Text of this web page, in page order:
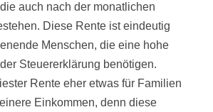
auch nach der monatlichen
Diese Rente ist eindeutig
Menschen, die eine hohe
Steuererklärung benötigen.
Rente eher etwas für Familien
Einkommen, denn diese